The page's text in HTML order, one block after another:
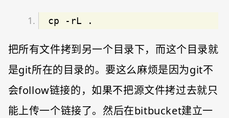
cp -rL .
把所有文件拷到另一个目录下，而这个目录就
是git所在的目录的。要这么麻烦是因为git不
会follow链接的，如果不把源文件拷过去就只
能上传一个链接了。然后在bitbucket建立一